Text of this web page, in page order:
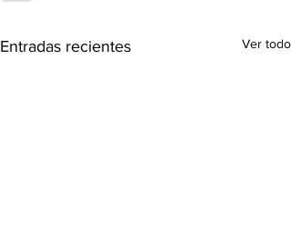
Entradas recientes Ver todo